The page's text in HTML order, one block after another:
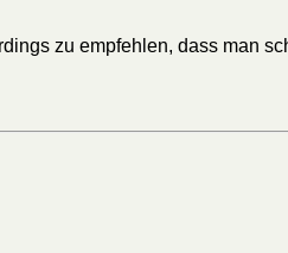
zu empfehlen, dass man